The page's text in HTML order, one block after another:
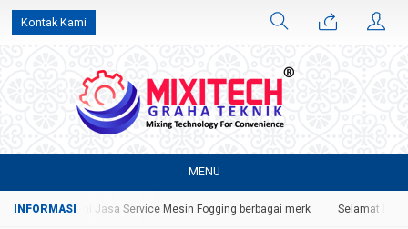
Kontak Kami
MENU
melayani Jasa Service Mesin Fogging berbagai merk Selamat